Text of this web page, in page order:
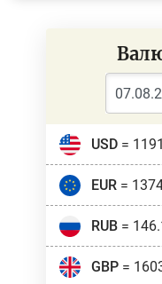
USD=
EUR=
RUB=
GBP=